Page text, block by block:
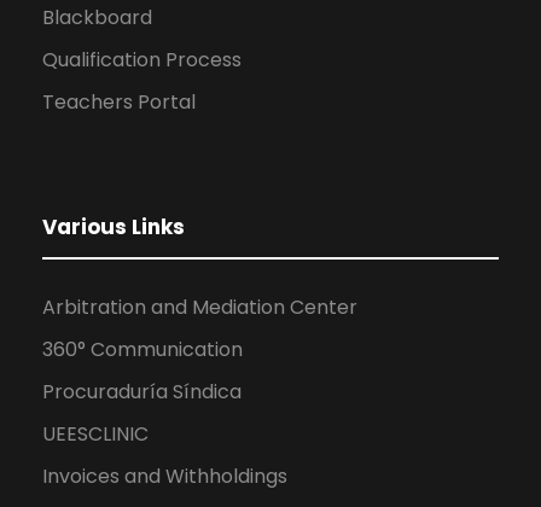
Blackboard
Qualification Process
Teachers Portal
Various Links
Arbitration and Mediation Center
360° Communication
Procuraduría Síndica
UEESCLINIC
Invoices and Withholdings